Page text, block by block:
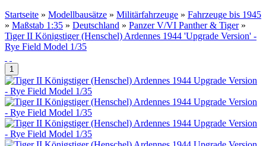
Startseite » Modellbausätze » Militärfahrzeuge » Fahrzeuge bis 1945
» Maßstab 1:35 » Deutschland » Panzer V/VI Panther & Tiger»
Tiger II Königstiger (Henschel) Ardennes 1944 'Upgrade Version' -
Rye Field Model 1/35